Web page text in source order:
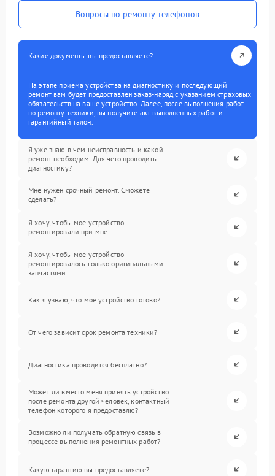
Вопросы по ремонту телефонов
Какие документы вы предоставляете?
На этапе приема устройства на диагностику и последующий
ремонт вам будет предоставлен заказ-наряд с указанием страховых
обязательств на ваше устройство. Далее, после выполнения работ
по ремонту техники, вы получите акт выполненных работ и
гарантийный талон.
Я уже знаю в чем неисправность и какой
ремонт необходим. Для чего проводить
диагностику?
Мне нужен срочный ремонт. Сможете
сделать?
Я хочу, чтобы мое устройство
ремонтировали при мне.
Я хочу, чтобы мое устройство
ремонтировалось только оригинальными
запчастями.
Как я узнаю, что мое устройство готово?
От чего зависит срок ремонта техники?
Диагностика проводится бесплатно?
Может ли вместо меня принять устройство
после ремонта другой человек, контактный
телефон которого я предоставлю?
Возможно ли получать обратную связь в
процессе выполнения ремонтных работ?
Какую гарантию вы предоставляете?